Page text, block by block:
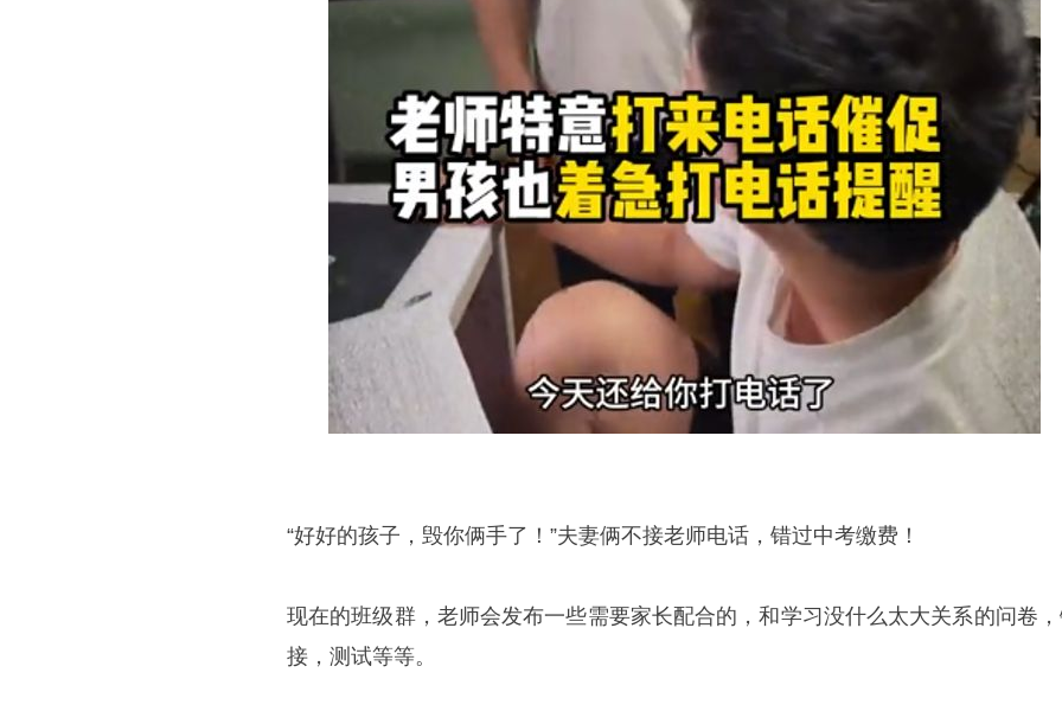
“好好的孩子，毁你俩手了！”夫妻俩不接老师电话，错过中考缴费！
现在的班级群，老师会发布一些需要家长配合的，和学习没什么太大关系的问卷
接，测试等等。